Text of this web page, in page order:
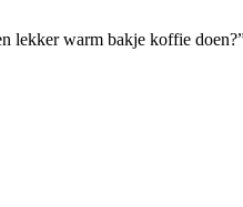
lekker warm bakje koffie